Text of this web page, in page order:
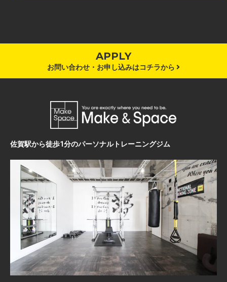
APPLY
お問い合わせ・お申し込みはコチラから
佐賀駅から徒歩1分のパーソナルトレーニングジム